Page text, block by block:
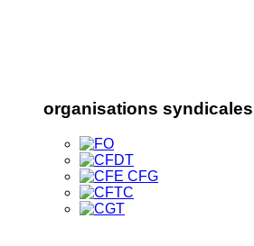
organisations syndicales